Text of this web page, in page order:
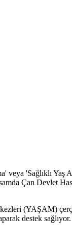
'Sağlıklı
Çan Devlet
(YAŞAM)
destek